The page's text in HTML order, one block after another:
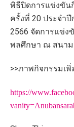
พิธีปิดการแข่งขัน
ครั้งที่ 20 ประจำ
2566 จัดการแข่ง
พลศึกษา ณ สนาม
>>ภาพกิจกรรมเพิ่
https://